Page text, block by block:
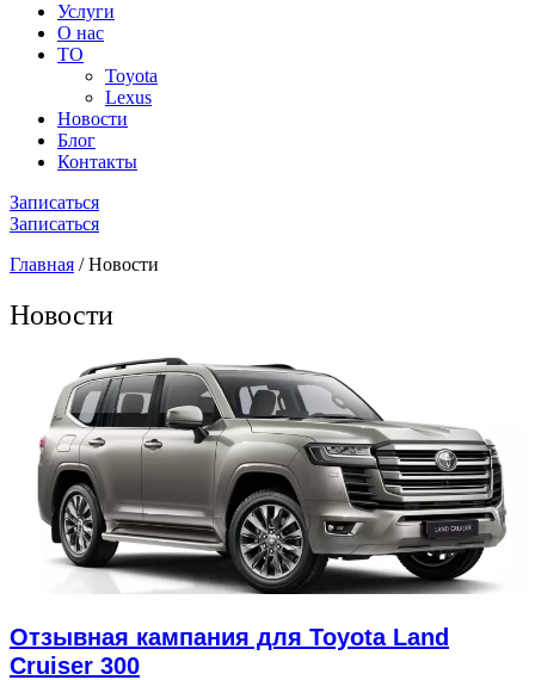
Услуги
О нас
ТО
Toyota
Lexus
Новости
Блог
Контакты
Записаться
Записаться
Главная /Новости
Новости
Отзывная кампания для Toyota Land
Cruiser 300